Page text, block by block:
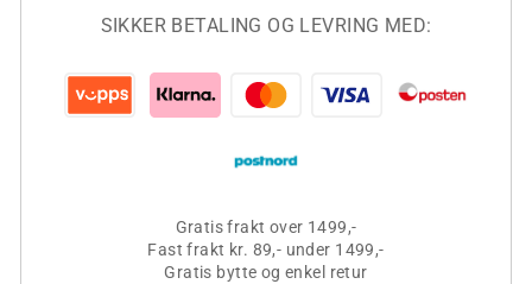
SIKKER BETALING OG LEVRING MED:
Gratis frakt over 1499,-
Fast frakt kr. 89,- under 1499,-
Gratis bytte og enkel retur